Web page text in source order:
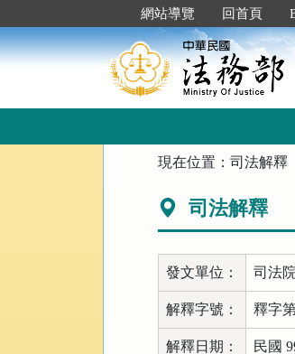
到
主
要
網站導覽 回首頁
現在位置：司法解釋
司法解釋
發文單位： 司法院
解釋字號： 釋字
解釋日期： 民國